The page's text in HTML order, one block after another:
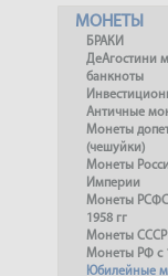
МОНЕТЫ
БРАКИ
ДеАгостини
банкноты
Античные
Монеты
(чешуйки)
Монеты
Империи
Монеты
1958 гг
Монеты СССР
Монеты РФ с
Юбилейные